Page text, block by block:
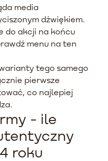
media
dźwiękiem.
do akcji na końcu
menu na ten
tego samego
pierwsze
co najlepiej
- ile
roku